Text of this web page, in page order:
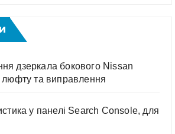
дзеркала бокового Nissan
та виправлення
у панелі Search Console, для